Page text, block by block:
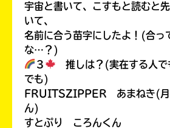
宇宙と書いて、こすもと読むと
いて、
名前に合う苗字にしたよ！(合っ
な…？)
３
推しは？(実在する人で
でも)
FRUITSZIPPER あまねき(月
ん)
すとぷり ころんくん